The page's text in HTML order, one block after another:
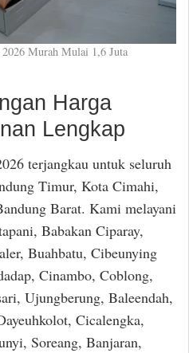
Murah Mulai 1,6 Juta
Harga
Lengkap
terjangkau untuk seluruh
Timur, Kota Cimahi,
Barat. Kami melayani
Babakan Ciparay,
Buahbatu, Cibeunying
Cinambo, Coblong,
Ujungberung, Baleendah,
Cicalengka,
Soreang, Banjaran,